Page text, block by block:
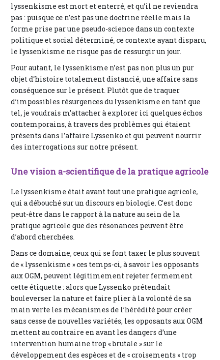
lyssenkisme est mort et enterré, et qu’il ne reviendra
pas : puisque ce n’est pas une doctrine réelle mais la
forme prise par une pseudo-science dans un contexte
politique et social déterminé, ce contexte ayant disparu,
le lyssenkisme ne risque pas de ressurgir un jour.
Pour autant, le lyssenkisme n’est pas non plus un pur
objet d’histoire totalement distancié, une affaire sans
conséquence sur le présent. Plutôt que de traquer
d’impossibles résurgences du lyssenkisme en tant que
tel, je voudrais m’attacher à explorer ici quelques échos
contemporains, à travers des problèmes qui étaient
présents dans l’affaire Lyssenko et qui peuvent nourrir
des interrogations sur notre présent.
Une vision a-scientifique de la pratique agricole
Le lyssenkisme était avant tout une pratique agricole,
qui a débouché sur un discours en biologie. C’est donc
peut-être dans le rapport à la nature au sein de la
pratique agricole que des résonances peuvent être
d’abord cherchées.
Dans ce domaine, ceux qui se font taxer le plus souvent
de « lyssenkisme » ces temps-ci, à savoir les opposants
aux OGM, peuvent légitimement rejeter fermement
cette étiquette : alors que Lyssenko prétendait
bouleverser la nature et faire plier à la volonté de sa
main verte les mécanismes de l’hérédité pour créer
sans cesse de nouvelles variétés, les opposants aux OGM
mettent au contraire en avant les dangers d’une
intervention humaine trop « brutale » sur le
développement des espèces et de « croisements » trop